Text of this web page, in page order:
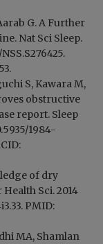
G. A Further
Nat Sci Sleep.
S, Kawara M,
obstructive
report. Sleep
1984-
of dry
Sci. 2014
PMID:
MA, Shamlan